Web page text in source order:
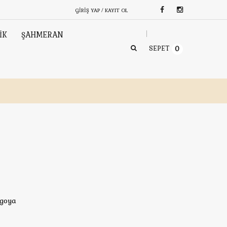
GIRIŞ YAP / KAYIT OL
ŞAHMERAN
SEPET 0